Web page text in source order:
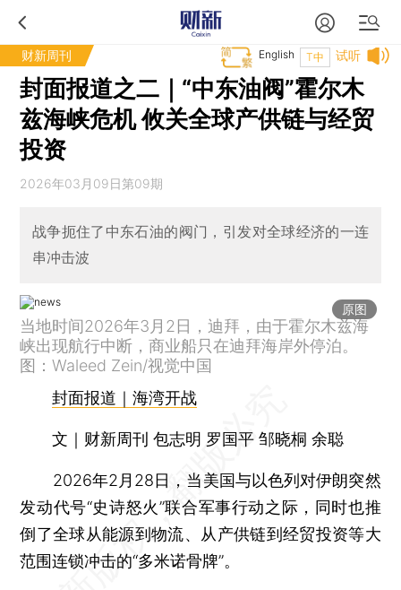
财新周刊 试听
T中
English
封面报道之二｜“中东油阀”霍尔木
兹海峡危机 攸关全球产供链与经贸
投资
2026年03月09日第09期
战争扼住了中东石油的阀门，引发对全球经济的一连
串冲击波
原图
当地时间2026年3月2日，迪拜，由于霍尔木兹海
峡出现航行中断，商业船只在迪拜海岸外停泊。
图：Waleed Zein/视觉中国
封面报道｜海湾开战
文｜财新周刊 包志明 罗国平 邹晓桐 余聪
2026年2月28日，当美国与以色列对伊朗突然
发动代号“史诗怒火”联合军事行动之际，同时也推
倒了全球从能源到物流、从产供链到经贸投资等大
范围连锁冲击的“多米诺骨牌”。